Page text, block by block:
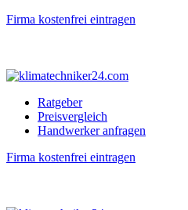
Firma kostenfrei eintragen
Ratgeber
Preisvergleich
Handwerker anfragen
Firma kostenfrei eintragen